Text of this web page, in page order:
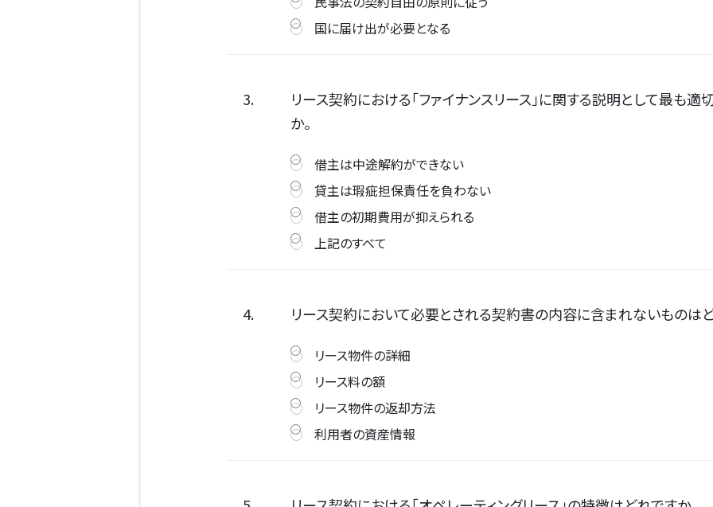
国に届け出が必要となる
3.
リース契約における「ファイナンスリース」に関する説明として最も
か。
借主は中途解約ができない
貸主は瑕疵担保責任を負わない
借主の初期費用が抑えられる
上記のすべて
4. リース契約において必要とされる契約書の内容に含まれないものは
リース物件の詳細
リース料の額
リース物件の返却方法
利用者の資産情報